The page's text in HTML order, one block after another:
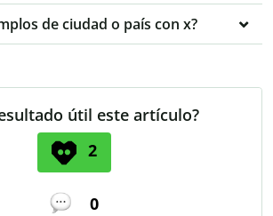
de ciudad o país con x?
útil este artículo?
2
0